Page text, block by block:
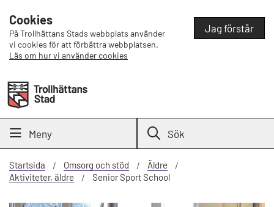
Cookies
På Trollhättans Stads webbplats använder
vi cookies för att förbättra webbplatsen.
Läs om hur vi använder cookies
Jag förstår
Meny Sök
Startsida Omsorg och stöd
Äldre
Aktiviteter, äldre
Senior Sport School